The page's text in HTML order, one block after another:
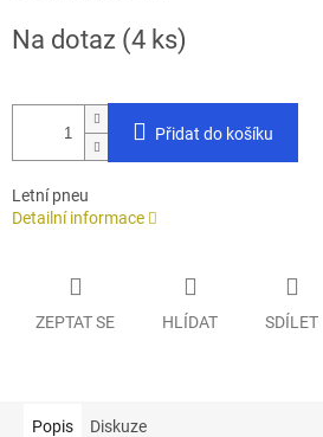
cena:
Na dotaz (4 ks)
Přidat do košíku
Letní pneu
Detailní informace
ZEPTAT SE HLÍDAT SDÍLET
Popis Diskuze